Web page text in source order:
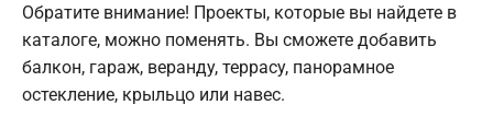
Обратите внимание! Проекты, которые вы найдете в
каталоге, можно поменять. Вы сможете добавить
балкон, гараж, веранду, террасу, панорамное
остекление, крыльцо или навес.